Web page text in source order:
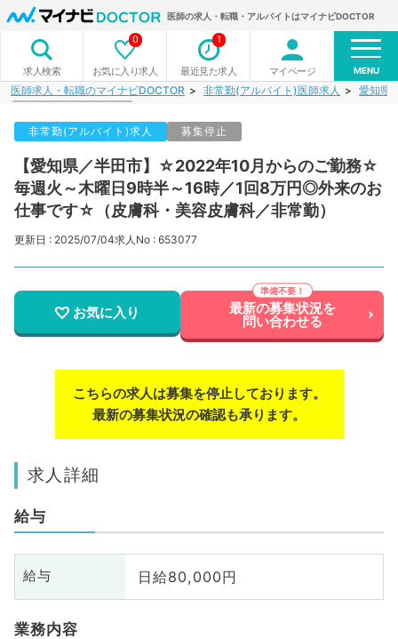
医師の求人・転職・アルバイトはマイナビDOCTOR
求人検索 お気に入り求人
0
最近見た求人
1
マイページ MENU
医師求人・転職のマイナビDOCTOR 非常勤(アルバイト)医師求人 愛知県
非常勤(アルバイト)求人 募集停止
【愛知県／半田市】☆2022年10月からのご勤務☆
毎週火～木曜日9時半～16時／1回8万円◎外来のお
仕事です☆（皮膚科・美容皮膚科／非常勤）
更新日 : 2025/07/04求人No : 653077
お気に入り 最新の募集状況を
問い合わせる
こちらの求人は募集を停止しております。
最新の募集状況の確認も承ります。
求人詳細
給与
給与 日給80,000円
業務内容